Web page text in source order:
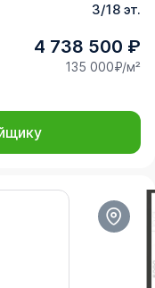
3/18 эт.
4 738 500 ₽
135 000₽/м²